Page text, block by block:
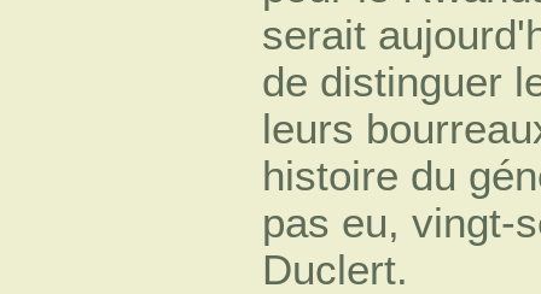
serait
de distinguer
leurs
histoire du
pas eu, vingt-
Duclert.